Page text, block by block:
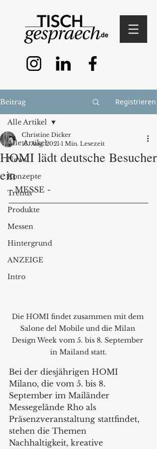
Beitrag Registrieren
Alle Artikel
News
Konzepte
Trends
Produkte
Messen
Hintergrund
ANZEIGE
Intro
Alle Artikel
HOMI lädt deutsche Besucher
ein
Christine Dicker
16. Aug. 2021 1 Min. Lesezeit
- MESSE -
Die HOMI findet zusammen mit dem
Salone del Mobile und die Milan
Design Week vom 5. bis 8. September
in Mailand statt.
Bei der diesjährigen HOMI
Milano, die vom 5. bis 8.
September im Mailänder
Messegelände Rho als
Präsenzveranstaltung stattfindet,
stehen die Themen
Nachhaltigkeit, kreative